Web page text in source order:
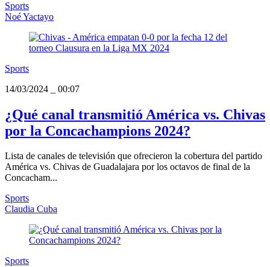
Sports
Noé Yactayo
Sports
14/03/2024
00:07
¿Qué canal transmitió América vs. Chivas
por la Concachampions 2024?
Lista de canales de televisión que ofrecieron la cobertura del partido
América vs. Chivas de Guadalajara por los octavos de final de la
Concacham...
Sports
Claudia Cuba
Sports